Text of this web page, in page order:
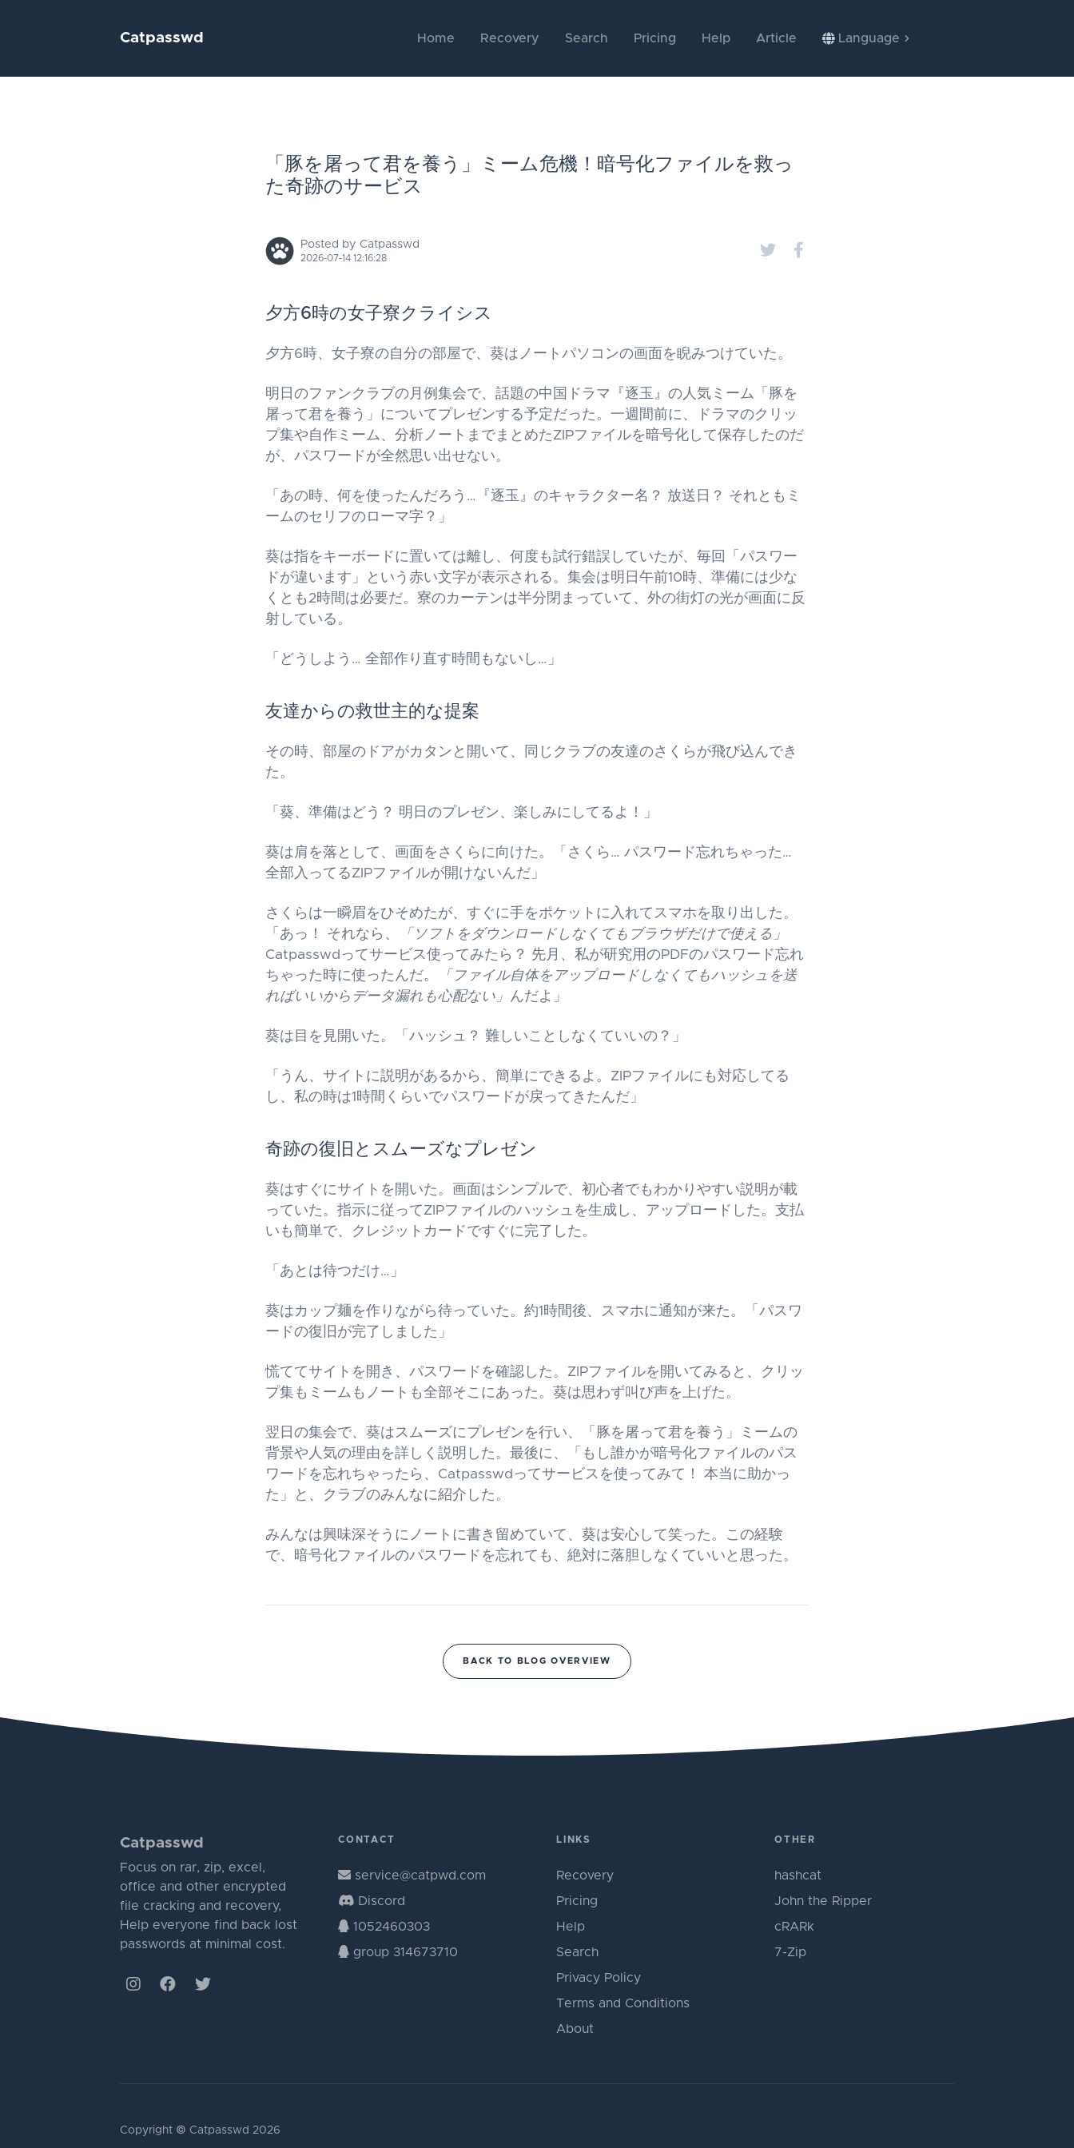
Catpasswd Home Recovery Search Pricing Help Article Language
「豚を屠って君を養う」ミーム危機！暗号化ファイルを救っ
た奇跡のサービス
Posted by Catpasswd
2026-07-14 12:16:28
夕方6時の女子寮クライシス
夕方6時、女子寮の自分の部屋で、葵はノートパソコンの画面を睨みつけていた。
明日のファンクラブの月例集会で、話題の中国ドラマ『逐玉』の人気ミーム「豚を
屠って君を養う」についてプレゼンする予定だった。一週間前に、ドラマのクリッ
プ集や自作ミーム、分析ノートまでまとめたZIPファイルを暗号化して保存したのだ
が、パスワードが全然思い出せない。
「あの時、何を使ったんだろう…『逐玉』のキャラクター名？ 放送日？ それともミ
ームのセリフのローマ字？」
葵は指をキーボードに置いては離し、何度も試行錯誤していたが、毎回「パスワー
ドが違います」という赤い文字が表示される。集会は明日午前10時、準備には少な
くとも2時間は必要だ。寮のカーテンは半分閉まっていて、外の街灯の光が画面に反
射している。
「どうしよう… 全部作り直す時間もないし…」
友達からの救世主的な提案
その時、部屋のドアがカタンと開いて、同じクラブの友達のさくらが飛び込んでき
た。
「葵、準備はどう？ 明日のプレゼン、楽しみにしてるよ！」
葵は肩を落として、画面をさくらに向けた。「さくら… パスワード忘れちゃった…
全部入ってるZIPファイルが開けないんだ」
さくらは一瞬眉をひそめたが、すぐに手をポケットに入れてスマホを取り出した。
「あっ！ それなら、
「ソフトをダウンロードしなくてもブラウザだけで使える」
Catpasswdってサービス使ってみたら？ 先月、私が研究用のPDFのパスワード忘れ
ちゃった時に使ったんだ。
「ファイル自体をアップロードしなくてもハッシュを送
ればいいからデータ漏れも心配ない」
んだよ」
葵は目を見開いた。「ハッシュ？ 難しいことしなくていいの？」
「うん、サイトに説明があるから、簡単にできるよ。ZIPファイルにも対応してる
し、私の時は1時間くらいでパスワードが戻ってきたんだ」
奇跡の復旧とスムーズなプレゼン
葵はすぐにサイトを開いた。画面はシンプルで、初心者でもわかりやすい説明が載
っていた。指示に従ってZIPファイルのハッシュを生成し、アップロードした。支払
いも簡単で、クレジットカードですぐに完了した。
「あとは待つだけ…」
葵はカップ麺を作りながら待っていた。約1時間後、スマホに通知が来た。「パスワ
ードの復旧が完了しました」
慌ててサイトを開き、パスワードを確認した。ZIPファイルを開いてみると、クリッ
プ集もミームもノートも全部そこにあった。葵は思わず叫び声を上げた。
翌日の集会で、葵はスムーズにプレゼンを行い、「豚を屠って君を養う」ミームの
背景や人気の理由を詳しく説明した。最後に、「もし誰かが暗号化ファイルのパス
ワードを忘れちゃったら、Catpasswdってサービスを使ってみて！ 本当に助かっ
た」と、クラブのみんなに紹介した。
みんなは興味深そうにノートに書き留めていて、葵は安心して笑った。この経験
で、暗号化ファイルのパスワードを忘れても、絶対に落胆しなくていいと思った。
BACK TO BLOG OVERVIEW
Catpasswd
Focus on rar, zip, excel,
office and other encrypted
file cracking and recovery,
Help everyone find back lost
passwords at minimal cost.
CONTACT
service@catpwd.com
Discord
1052460303
group 314673710
LINKS
Recovery
Pricing
Help
Search
Privacy Policy
Terms and Conditions
About
OTHER
hashcat
John the Ripper
cRARk
7-Zip
Copyright © Catpasswd 2026